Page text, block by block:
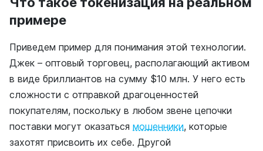
примере
Приведем пример для понимания этой технологии.
Джек – оптовый торговец, располагающий активом
в виде бриллиантов на сумму $10 млн. У него есть
сложности с отправкой драгоценностей
покупателям, поскольку в любом звене цепочки
поставки могут оказаться мошенники, которые
захотят присвоить их себе. Другой